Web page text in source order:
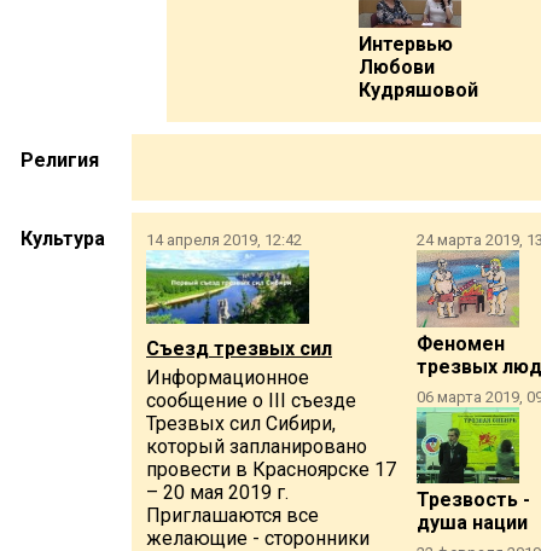
Интервью
Любови
Кудряшовой
Религия
Культура 14 апреля 2019, 12:42
Съезд трезвых сил
Информационное
сообщение о III съезде
Трезвых сил Сибири,
который запланировано
провести в Красноярске 17
– 20 мая 2019 г.
Приглашаются все
желающие - сторонники
24 марта 2019,
Феномен
трезвых
06 марта 2019,
Трезвость -
душа нации